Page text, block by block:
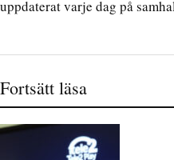
uppdaterat varje dag på
Fortsätt läsa